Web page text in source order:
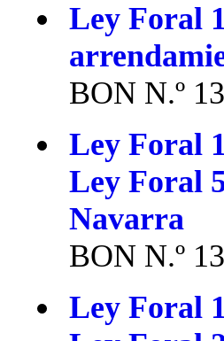
Ley Foral
BON N.º
Ley Foral
Ley Foral
Navarra
BON N.º
Ley Foral